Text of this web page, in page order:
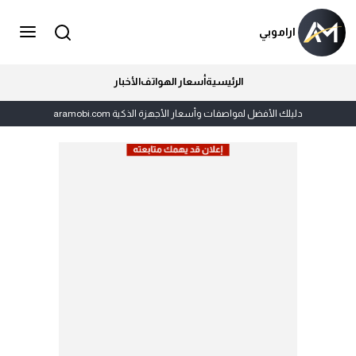
اراموبي
الرئيسيةأسعار الهواتفالأخبار
دليلك الأفضل لمواصفات وأسعار الأجهزة الذكية aramobi.com